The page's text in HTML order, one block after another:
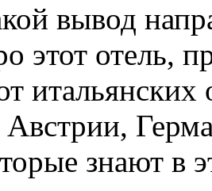
вывод
этот отель,
знают в